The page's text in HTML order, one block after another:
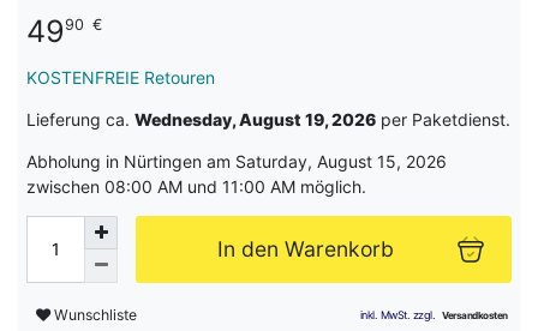
4990 €
KOSTENFREIE Retouren
Lieferung ca. Wednesday, August 19, 2026 per Paketdienst.
Abholung in Nürtingen am Saturday, August 15, 2026
zwischen 08:00 AM und 11:00 AM möglich.
In den Warenkorb
Wunschliste